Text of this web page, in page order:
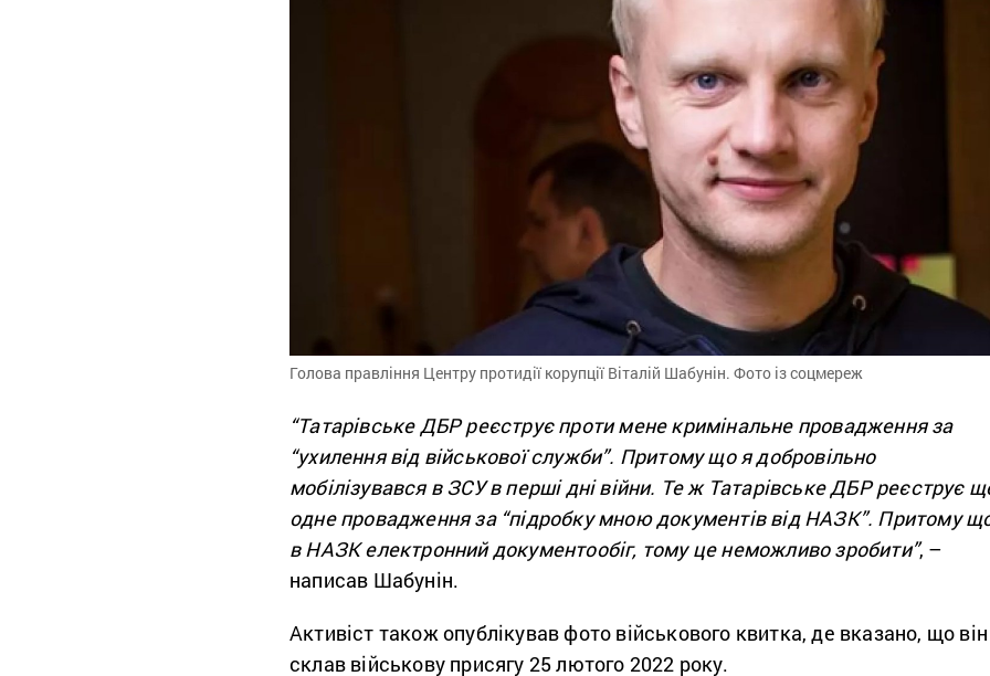
Голова правління Центру протидії корупції Віталій Шабунін. Фото із соцмереж
“Татарівське ДБР реєструє проти мене кримінальне провадження за
“ухилення від військової служби”. Притому що я добровільно
мобілізувався в ЗСУ в перші дні війни. Те ж Татарівське ДБР реєструє
одне провадження за “підробку мною документів від НАЗК”. Притому
в НАЗК електронний документообіг, тому це неможливо зробити”, –
написав Шабунін.
Активіст також опублікував фото військового квитка, де вказано, що він
склав військову присягу 25 лютого 2022 року.